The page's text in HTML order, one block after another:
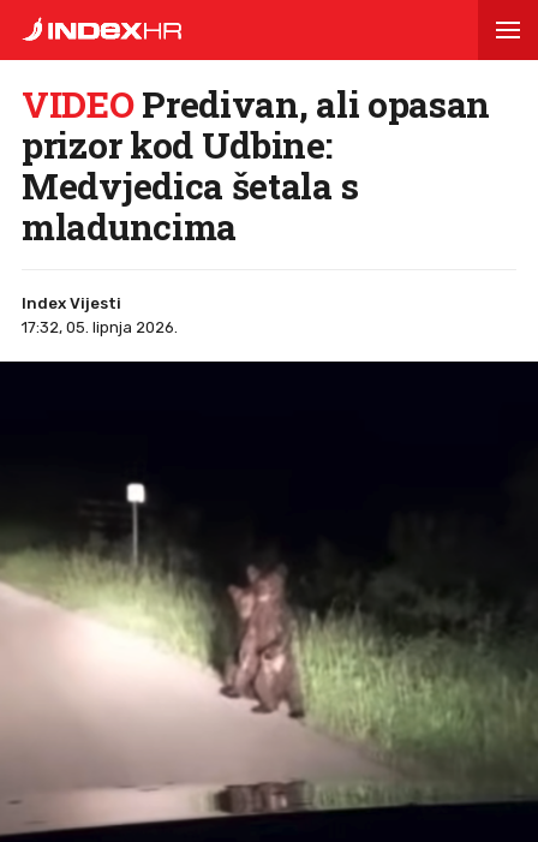
VIDEOPredivan, ali opasan
prizor kod Udbine:
Medvjedica šetala s
mladuncima
Index Vijesti
17:32, 05. lipnja 2026.